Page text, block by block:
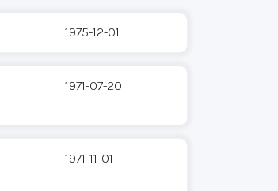
1975-12-01
1971-07-20
1971-11-01